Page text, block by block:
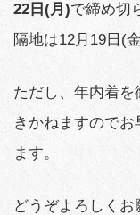
22日(月)で締め切
隔地は12月19日(
ただし、年内着
きかねますので
ます。
どうぞよろしくお